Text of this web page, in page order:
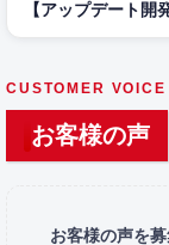
【アップデート開
CUSTOMER VOICE
お客様の声
お客様の声を